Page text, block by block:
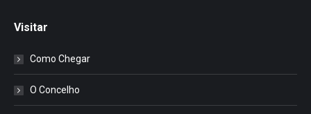
Visitar
Como Chegar
O Concelho